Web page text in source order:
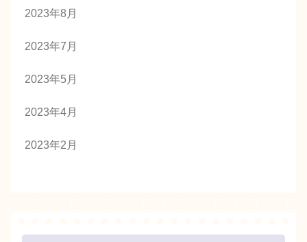
2023年8月
2023年7月
2023年5月
2023年4月
2023年2月